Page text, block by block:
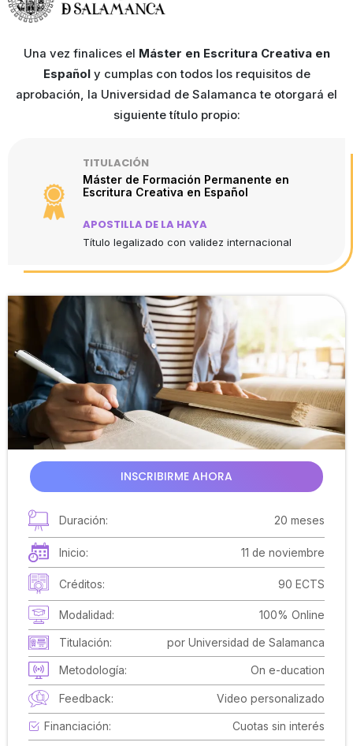
Una vez finalices el
Máster en Escritura Creativa en
Español y cumplas con todos los requisitos de
aprobación, la Universidad de Salamanca te otorgará el
siguiente título propio:
TITULACIÓN
Máster de Formación Permanente en
Escritura Creativa en Español
APOSTILLA DE LA HAYA
Título legalizado con validez internacional
INSCRIBIRME AHORA
Duración: 20 meses
Inicio: 11 de noviembre
Créditos: 90 ECTS
Modalidad: 100% Online
Titulación: por Universidad de Salamanca
Metodología: On e-ducation
Feedback: Video personalizado
Financiación: Cuotas sin interés